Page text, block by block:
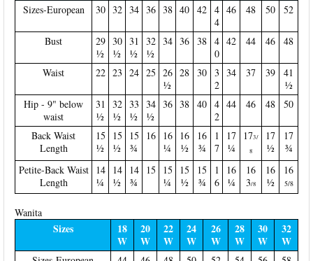
Sizes-European 30 32 34 36 38 40 42 4
4
46 48 50 52
Bust
29
½
30
½
31
½
32
½
34 36 38 4
0
42 44 46 48
Waist 22 23 24 25 26
½
28 30 3
2
34 37 39
41
½
Hip - 9" below
waist
31
½
32
½
33
½
34
½
36 38 40 4
2
44 46 48 50
Back Waist
Length
15
½
15
½
15
¾
16
16
¼
16
½
16
¾
1
7
17
¼
173/
8
17
½
17
¾
Petite-Back Waist
Length
14
¼
14
½
14
¾
15
15
¼
15
½
15
¾
1
6
16
¼
16
3/8
16
½
16
5/8
Wanita
Sizes
18
W
20
W
22
W
24
W
26
W
28
W
30
W
32
W